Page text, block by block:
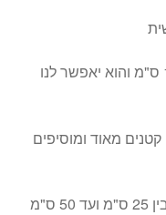
טאג'ין כזה יהיה בערך בגודל של 15-20 ס"מ והוא יאפשר לנו
מאוד ומוסיפים
טאג'ין להגשה מרכזית יהיה בגודל של בין 25 ס"מ ועד 50 ס"מ